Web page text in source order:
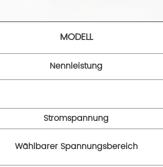
MODELL
Nennleistung
Stromspannung
Wählbarer Spannungsbereich